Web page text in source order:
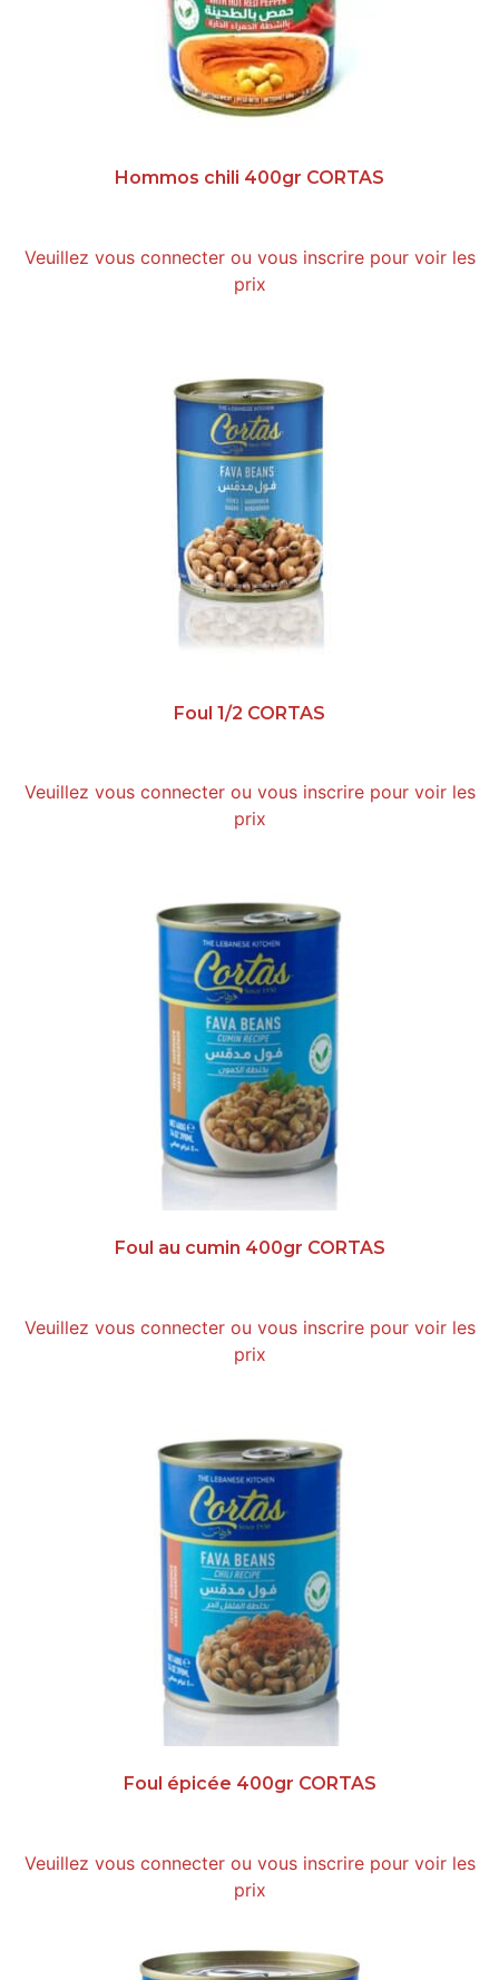
Hommos chili 400gr CORTAS
Veuillez vous connecter ou vous inscrire pour voir les
prix
Foul 1/2 CORTAS
Veuillez vous connecter ou vous inscrire pour voir les
prix
Foul au cumin 400gr CORTAS
Veuillez vous connecter ou vous inscrire pour voir les
prix
Foul épicée 400gr CORTAS
Veuillez vous connecter ou vous inscrire pour voir les
prix